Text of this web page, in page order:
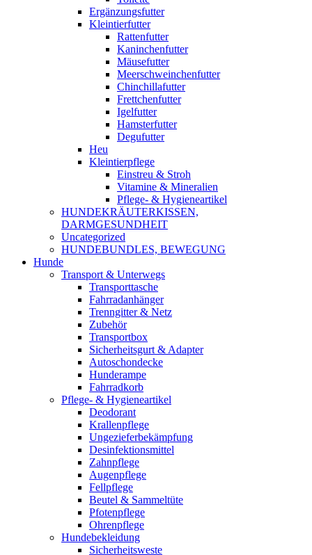
Ergänzungsfutter
Kleintierfutter
Rattenfutter
Kaninchenfutter
Mäusefutter
Meerschweinchenfutter
Chinchillafutter
Frettchenfutter
Igelfutter
Hamsterfutter
Degufutter
Heu
Kleintierpflege
Einstreu & Stroh
Vitamine & Mineralien
Pflege- & Hygieneartikel
HUNDEKRÄUTERKISSEN,
DARMGESUNDHEIT
Uncategorized
HUNDEBUNDLES, BEWEGUNG
Hunde
Transport & Unterwegs
Transporttasche
Fahrradanhänger
Trenngitter & Netz
Zubehör
Transportbox
Sicherheitsgurt & Adapter
Autoschondecke
Hunderampe
Fahrradkorb
Pflege- & Hygieneartikel
Deodorant
Krallenpflege
Ungezieferbekämpfung
Desinfektionsmittel
Zahnpflege
Augenpflege
Fellpflege
Beutel & Sammeltüte
Pfotenpflege
Ohrenpflege
Hundebekleidung
Sicherheitsweste